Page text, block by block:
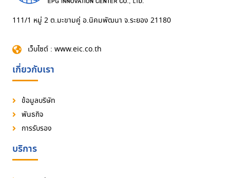
111/1 หมู่ 2 ต.มะขามคู่ อ.นิคมพัฒนา จ.ระยอง 21180
เว็บไซต์ : www.eic.co.th
เกี่ยวกับเรา
ข้อมูลบริษัท
พันธกิจ
การรับรอง
บริการ